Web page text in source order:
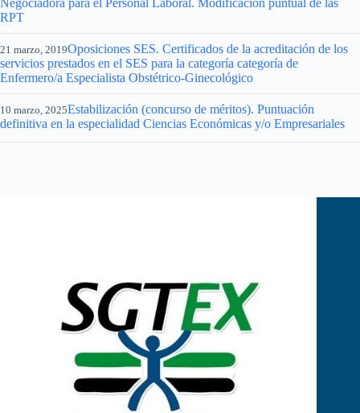
RPT
21 marzo, 2019Oposiciones SES. Certificados de la acreditación de los
servicios prestados en el SES para la categoría categoría de
Enfermero/a Especialista Obstétrico-Ginecológico
10 marzo, 2025Estabilización (concurso de méritos). Puntuación
definitiva en la especialidad Ciencias Económicas y/o Empresariales